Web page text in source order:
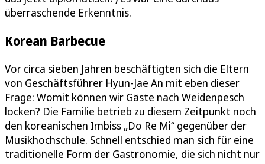
überraschende Erkenntnis.
Korean Barbecue
Vor circa sieben Jahren beschäftigten sich die Eltern
von Geschäftsführer Hyun-Jae An mit eben dieser
Frage: Womit können wir Gäste nach Weidenpesch
locken? Die Familie betrieb zu diesem Zeitpunkt noch
den koreanischen Imbiss „Do Re Mi“ gegenüber der
Musikhochschule. Schnell entschied man sich für eine
traditionelle Form der Gastronomie, die sich nicht nur